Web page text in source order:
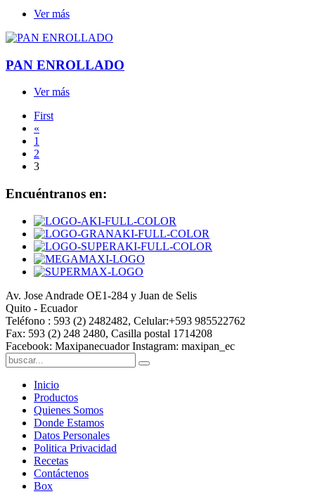
Ver más
PAN ENROLLADO
Ver más
First
«
1
2
3
Encuéntranos en:
Av. Jose Andrade OE1-284 y Juan de Selis
Quito - Ecuador
Teléfono : 593 (2) 2482482, Celular:+593 985522762
Fax: 593 (2) 248 2480, Casilla postal 1714208
Facebook: Maxipanecuador Instagram: maxipan_ec
Inicio
Productos
Quienes Somos
Donde Estamos
Datos Personales
Politica Privacidad
Recetas
Contáctenos
Box